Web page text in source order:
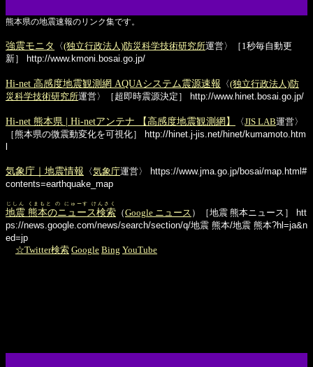
熊本県の地震速報のリンク集です。
強震モニタ 〈(独立行政法人)防災科学技術研究所運営〉［1秒毎自動更
新］
http://www.kmoni.bosai.go.jp/
Hi-net 高感度地震観測網 AQUAシステム震源速報 〈(独立行政法人)防
災科学技術研究所運営〉［超即時震源決定］ http://www.hinet.bosai.go.jp/
Hi-net 熊本県 | Hi-netアンテナ 【高感度地震観測網】 〈JIS LAB運営〉
［熊本県の微震動変化を可視化］
http://hinet.j-jis.net/hinet/kumamoto.htm
気象庁｜地震情報 〈気象庁運営〉
https://www.jma.go.jp/bosai/map.html#
contents=earthquake_map
地震 熊本のニュース検索
じしん くまもと の にゅーす けんさく
（Google ニュース ）［地震 熊本ニュース］
ps://news.google.com/news/search/section/q/地震 熊本/地震 熊本?hl=ja&n
ed=jp
☆Twitter検索 Google Bing YouTube